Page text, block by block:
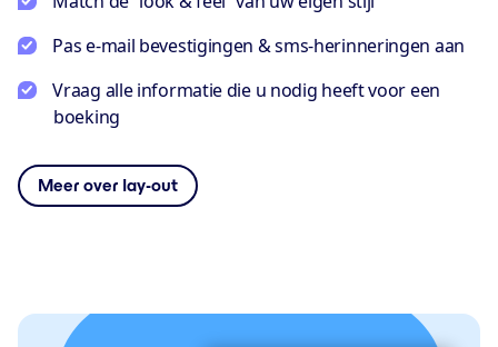
Pas e-mail bevestigingen & sms-herinneringen aan
Vraag alle informatie die u nodig heeft voor een
boeking
Meer over lay-out